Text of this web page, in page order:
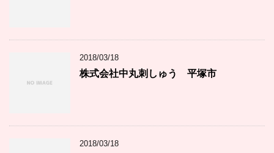
2018/03/18
株式会社中丸刺しゅう 平塚市
2018/03/18